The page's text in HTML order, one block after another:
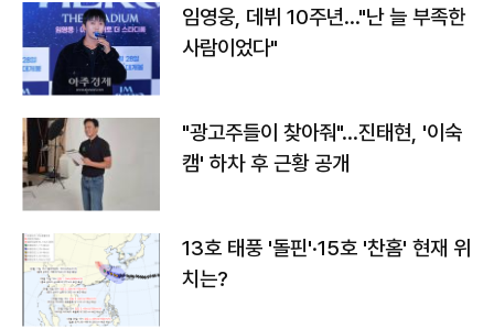
임영웅, 데뷔 10주년…"난 늘 부족한
사람이었다"
"광고주들이 찾아줘"…진태현, '이숙
캠' 하차 후 근황 공개
13호 태풍 '돌핀'·15호 '찬홈' 현재 위
치는?